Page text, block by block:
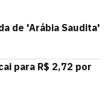
de 'Arábia Saudita'
para R$ 2,72 por